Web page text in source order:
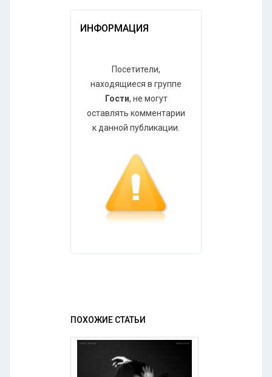
ИНФОРМАЦИЯ
Посетители,
находящиеся в группе
Гости, не могут
оставлять комментарии
к данной публикации.
ПОХОЖИЕ СТАТЬИ